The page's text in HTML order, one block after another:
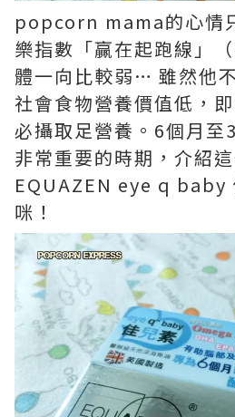
popcorn mama的心情
樂指數「贏在起跑線」
體一向比較弱… 雖然他
社會食物營養價值低，
必攝取足營養。6個月至
非常重要的時期，介紹
EQUAZEN eye q baby
咪！